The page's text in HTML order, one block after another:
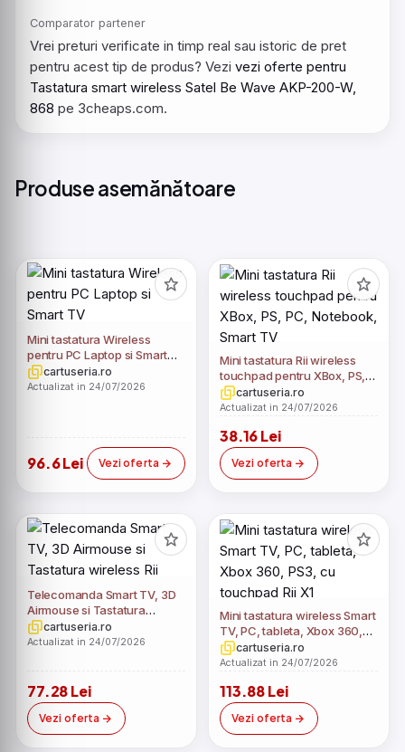
Comparator partener
Vrei preturi verificate in timp real sau istoric de pret
pentru acest tip de produs? Vezi vezi oferte pentru
Tastatura smart wireless Satel Be Wave AKP-200-W,
868 pe 3cheaps.com.
Produse asemănătoare
Mini tastatura Wireless
pentru PC Laptop si Smart
TVcartuseria.ro
Actualizat in 24/07/2026
96.6 Lei Vezi oferta
Mini tastatura Rii wireless
touchpad pentru XBox, PS,
PC, Notebook, Smart TV
cartuseria.ro
Actualizat in 24/07/2026
38.16 Lei
Vezi oferta
Telecomanda Smart TV, 3D
Airmouse si Tastatura
wireless Rii
cartuseria.ro
Actualizat in 24/07/2026
77.28 Lei
Vezi oferta
Mini tastatura wireless Smart
TV, PC, tableta, Xbox 360,
PS3, cu touchpad Rii X1
cartuseria.ro
Actualizat in 24/07/2026
113.88 Lei
Vezi oferta